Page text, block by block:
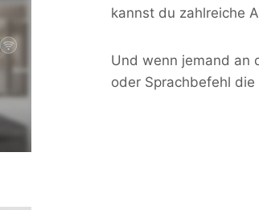
kannst du zahlreiche
Und wenn jemand an
oder Sprachbefehl die